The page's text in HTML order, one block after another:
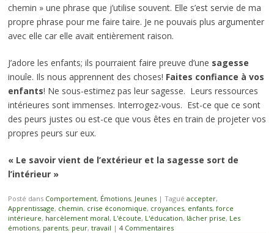
chemin » une phrase que j’utilise souvent. Elle s’est servie de ma
propre phrase pour me faire taire. Je ne pouvais plus argumenter
avec elle car elle avait entièrement raison.
J’adore les enfants; ils pourraient faire preuve d’une sagesse
inouîe. Ils nous apprennent des choses! Faites confiance à vos
enfants! Ne sous-estimez pas leur sagesse. Leurs ressources
intérieures sont immenses. Interrogez-vous. Est-ce que ce sont
des peurs justes ou est-ce que vous êtes en train de projeter vos
propres peurs sur eux.
« Le savoir vient de l’extérieur et la sagesse sort de
l’intérieur »
Posté dans Comportement, Émotions, Jeunes | Tagué accepter,
Apprentissage, chemin, crise économique, croyances, enfants, force
intérieure, harcèlement moral, L'écoute, L'éducation, lâcher prise, Les
émotions, parents, peur, travail | 4 Commentaires